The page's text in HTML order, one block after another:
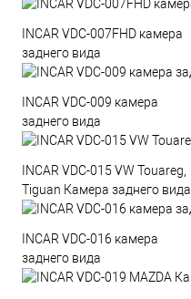
INCAR VDC-007FHD камера
заднего вида
INCAR VDC-009 камера
заднего вида
INCAR VDC-015 VW Touareg,
Tiguan Камера заднего вида
INCAR VDC-016 камера
заднего вида